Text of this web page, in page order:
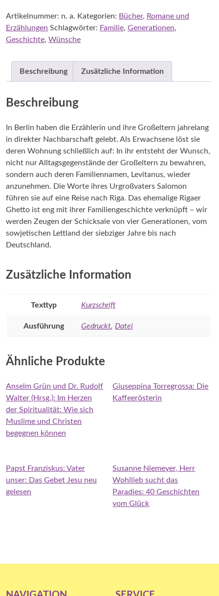
der
Name
wohnt
Artikelnummer: n. a. Kategorien: Bücher, Romane und
Erzählungen Schlagwörter: Familie, Generationen,
Geschichte, Wünsche
Beschreibung Zusätzliche Information
Beschreibung
In Berlin haben die Erzählerin und ihre Großeltern jahrelang
in direkter Nachbarschaft gelebt. Als Erwachsene löst sie
deren Wohnung schließlich auf: In ihr entsteht der Wunsch,
nicht nur Alltagsgegenstände der Großeltern zu bewahren,
sondern auch deren Familiennamen, Levitanus, wieder
anzunehmen. Die Worte ihres Urgroßvaters Salomon
führen sie auf eine Reise nach Riga. Das ehemalige Rigaer
Ghetto ist eng mit ihrer Familiengeschichte verknüpft – wir
werden Zeugen der Schicksale von vier Generationen, vom
sowjetischen Lettland der siebziger Jahre bis nach
Deutschland.
Zusätzliche Information
Texttyp Kurzschrift
Ausführung Gedruckt, Datei
Ähnliche Produkte
Anselm Grün und Dr. Rudolf
Walter (Hrsg.): Im Herzen
der Spiritualität: Wie sich
Muslime und Christen
begegnen können
Giuseppina Torregrossa: Die
Kaffeerösterin
Papst Franziskus: Vater
unser: Das Gebet Jesu neu
gelesen
Susanne Niemeyer, Herr
Wohllieb sucht das
Paradies: 40 Geschichten
vom Glück